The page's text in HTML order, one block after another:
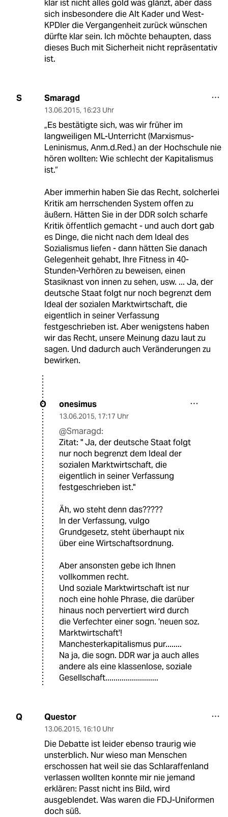
klar ist nicht alles gold was glänzt, aber dass
sich insbesondere die Alt Kader und West-
KPDler die Vergangenheit zurück wünschen
dürfte klar sein. Ich möchte behaupten, dass
dieses Buch mit Sicherheit nicht repräsentativ
ist.
S Smaragd
13.06.2015, 16:23 Uhr
„Es bestätigte sich, was wir früher im
langweiligen ML-Unterricht (Marxismus-
Leninismus, Anm.d.Red.) an der Hochschule nie
hören wollten: Wie schlecht der Kapitalismus
ist.“
Aber immerhin haben Sie das Recht, solcherlei
Kritik am herrschenden System offen zu
äußern. Hätten Sie in der DDR solch scharfe
Kritik öffentlich gemacht - und auch dort gab
es Dinge, die nicht nach dem Ideal des
Sozialismus liefen - dann hätten Sie danach
Gelegenheit gehabt, Ihre Fitness in 40-
Stunden-Verhören zu beweisen, einen
Stasiknast von innen zu sehen, usw. ... Ja, der
deutsche Staat folgt nur noch begrenzt dem
Ideal der sozialen Marktwirtschaft, die
eigentlich in seiner Verfassung
festgeschrieben ist. Aber wenigstens haben
wir das Recht, unsere Meinung dazu laut zu
sagen. Und dadurch auch Veränderungen zu
bewirken.
O onesimus
13.06.2015, 17:17 Uhr
@Smaragd:
Zitat: " Ja, der deutsche Staat folgt
nur noch begrenzt dem Ideal der
sozialen Marktwirtschaft, die
eigentlich in seiner Verfassung
festgeschrieben ist."
Äh, wo steht denn das?????
In der Verfassung, vulgo
Grundgesetz, steht überhaupt nix
über eine Wirtschaftsordnung.
Aber ansonsten gebe ich Ihnen
vollkommen recht.
Und soziale Marktwirtschaft ist nur
noch eine hohle Phrase, die darüber
hinaus noch pervertiert wird durch
die Verfechter einer sogn. 'neuen soz.
Marktwirtschaft'!
Manchesterkapitalismus pur........
Na ja, die sogn. DDR war ja auch alles
andere als eine klassenlose, soziale
Gesellschaft..........................
Q Questor
13.06.2015, 16:10 Uhr
Die Debatte ist leider ebenso traurig wie
unsterblich. Nur wieso man Menschen
erschossen hat weil sie das Schlaraffenland
verlassen wollten konnte mir nie jemand
erklären: Passt nicht ins Bild, wird
ausgeblendet. Was waren die FDJ-Uniformen
doch süß.